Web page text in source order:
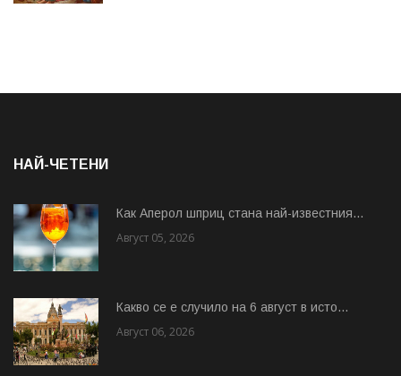
НАЙ-ЧЕТЕНИ
Как Аперол шприц стана най-известния...
Август 05, 2026
Какво се е случило на 6 август в исто...
Август 06, 2026